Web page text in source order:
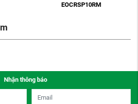
EOCRSP10RM
Nhận thông báo